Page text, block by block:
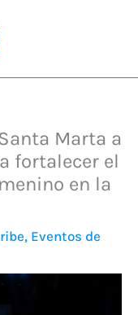
Marta a
fortalecer el
en la
, Eventos de